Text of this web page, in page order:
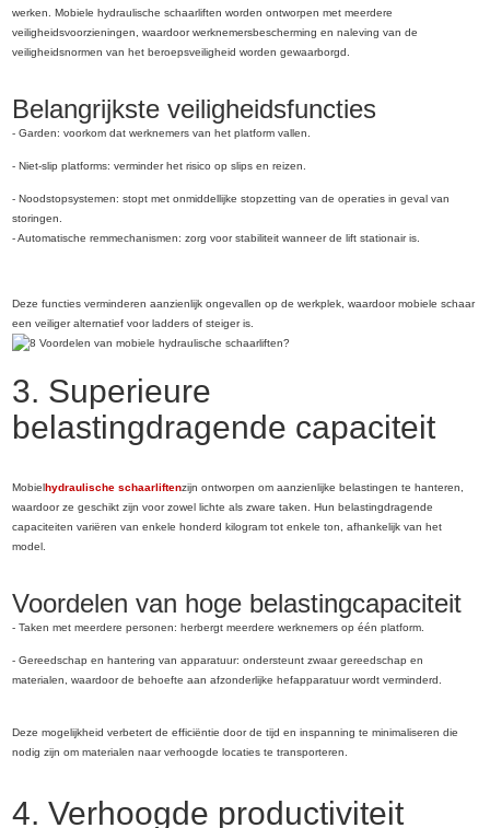
werken. Mobiele hydraulische schaarliften worden ontworpen met meerdere
veiligheidsvoorzieningen, waardoor werknemersbescherming en naleving van de
veiligheidsnormen van het beroepsveiligheid worden gewaarborgd.
Belangrijkste veiligheidsfuncties
- Garden: voorkom dat werknemers van het platform vallen.
- Niet-slip platforms: verminder het risico op slips en reizen.
- Noodstopsystemen: stopt met onmiddellijke stopzetting van de operaties in geval van
storingen.
- Automatische remmechanismen: zorg voor stabiliteit wanneer de lift stationair is.
Deze functies verminderen aanzienlijk ongevallen op de werkplek, waardoor mobiele schaar
een veiliger alternatief voor ladders of steiger is.
3. Superieure
belastingdragende capaciteit
Mobiel hydraulische schaarliftenzijn ontworpen om aanzienlijke belastingen te hanteren,
waardoor ze geschikt zijn voor zowel lichte als zware taken. Hun belastingdragende
capaciteiten variëren van enkele honderd kilogram tot enkele ton, afhankelijk van het
model.
Voordelen van hoge belastingcapaciteit
- Taken met meerdere personen: herbergt meerdere werknemers op één platform.
- Gereedschap en hantering van apparatuur: ondersteunt zwaar gereedschap en
materialen, waardoor de behoefte aan afzonderlijke hefapparatuur wordt verminderd.
Deze mogelijkheid verbetert de efficiëntie door de tijd en inspanning te minimaliseren die
nodig zijn om materialen naar verhoogde locaties te transporteren.
4. Verhoogde productiviteit